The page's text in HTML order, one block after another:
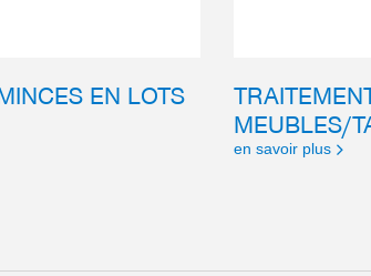
EN LOTS
MEUBLES/
en savoir plus